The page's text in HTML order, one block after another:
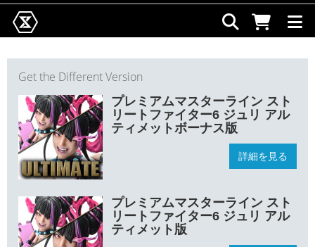
Get the Different Version
プレミアムマスターライン スト
リートファイター6 ジュリ アル
ティメットボーナス版
詳細を見る
プレミアムマスターライン スト
リートファイター6 ジュリ アル
ティメット版